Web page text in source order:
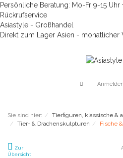
Persönliche Beratung: Mo-Fr 9-15 Uhr
Rückrufservice
Asiastyle - Großhandel
Direkt zum Lager Asien - monatlicher
Anmelden
Sie sind hier:
Tierfiguren, klassische &
Tier- & Drachenskulpturen
Fische
Zur
Übersicht